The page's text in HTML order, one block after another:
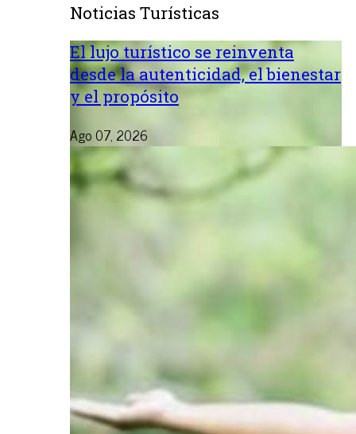
Noticias Turísticas
El lujo turístico se reinventa
desde la autenticidad, el bienestar
y el propósito
Ago 07, 2026